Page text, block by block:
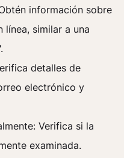
información sobre
similar a una
detalles de
electrónico y
Verifica si la
examinada.